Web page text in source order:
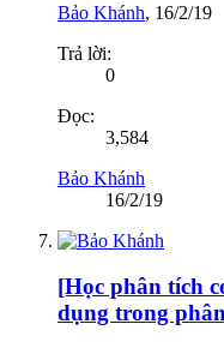
Bảo Khánh, 16/2/19
Trả lời:
0
Đọc:
3,584
Bảo Khánh
16/2/19
[Học phân tích
dụng trong